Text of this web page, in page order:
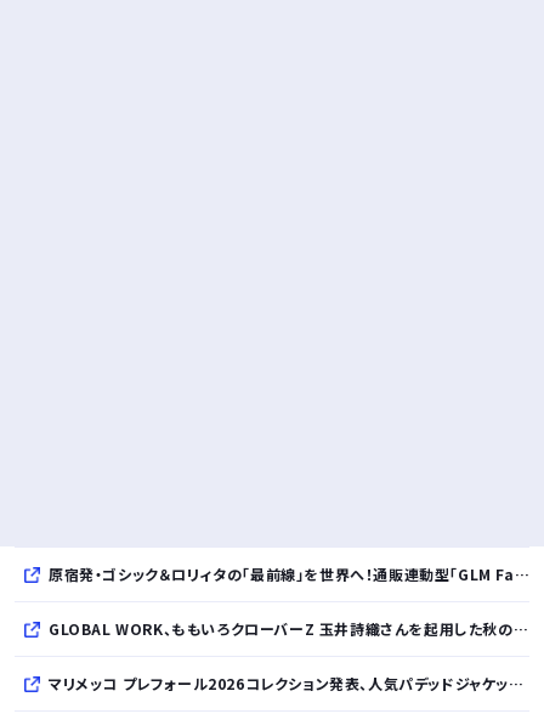
原宿発・ゴシック＆ロリィタの「最前線」を世界へ！通販連動型「GLM Fashion Show 2026」9月開催
GLOBAL WORK、ももいろクローバーZ 玉井詩織さんを起用した秋のLOOK BOOKを先行公開
マリメッコ プレフォール2026コレクション発表、人気パデッドジャケットの日本限定カラーも登場